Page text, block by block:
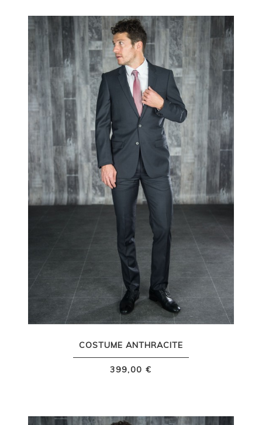
COSTUME ANTHRACITE
399,00 €